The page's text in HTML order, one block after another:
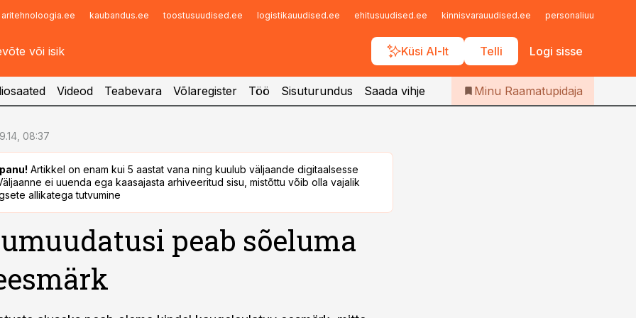
aritehnoloogia.ee kaubandus.ee toostusuudised.ee logistikauudised.ee ehitusuudised.ee kinnisvarauudised.ee personaliuudised.ee
Küsi AI-lt Telli Logi sisse
Infopank
Iseteenindus
Telli Raamatupidaja
Videod Teabevara Võlaregister Töö Sisuturundus Saada vihje Minu Raamatupidaja
08:37
Artikkel on enam kui 5 aastat vana ning kuulub väljaande digitaalsesse
ei uuenda ega kaasajasta arhiveeritud sisu, mistõttu võib olla vajalik
allikatega tutvumine
peab sõeluma